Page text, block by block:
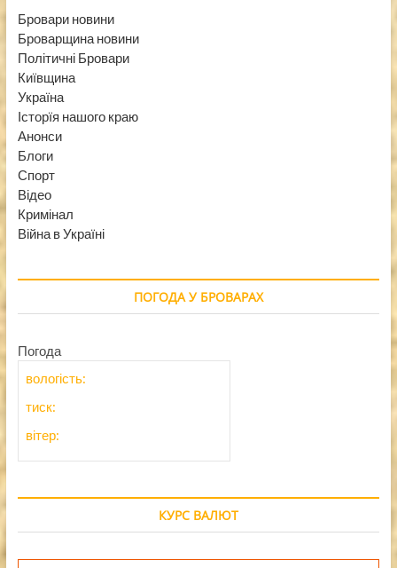
Бровари новини
Броварщина новини
Політичні Бровари
Київщина
Україна
Історїя нашого краю
Анонси
Блоги
Спорт
Відео
Кримінал
Війна в Україні
ПОГОДА У БРОВАРАХ
Погода
вологість:
тиск:
вітер:
КУРС ВАЛЮТ